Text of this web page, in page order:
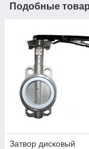
Подобные
Затвор дисковый